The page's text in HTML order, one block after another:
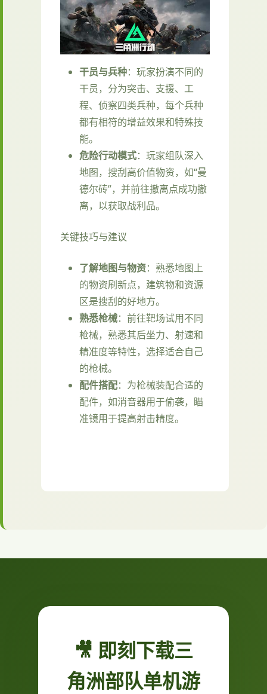
干员与兵种：玩家扮演不同的
干员，分为突击、支援、工
程、侦察四类兵种，每个兵种
都有相符的增益效果和特殊技
能。
危险行动模式：玩家组队深入
地图，搜刮高价值物资，如“曼
德尔砖”，并前往撤离点成功撤
离，以获取战利品。
关键技巧与建议
了解地图与物资：熟悉地图上
的物资刷新点，建筑物和资源
区是搜刮的好地方。
熟悉枪械：前往靶场试用不同
枪械，熟悉其后坐力、射速和
精准度等特性，选择适合自己
的枪械。
配件搭配：为枪械装配合适的
配件，如消音器用于偷袭，瞄
准镜用于提高射击精度。
🎥 即刻下载三
角洲部队单机游